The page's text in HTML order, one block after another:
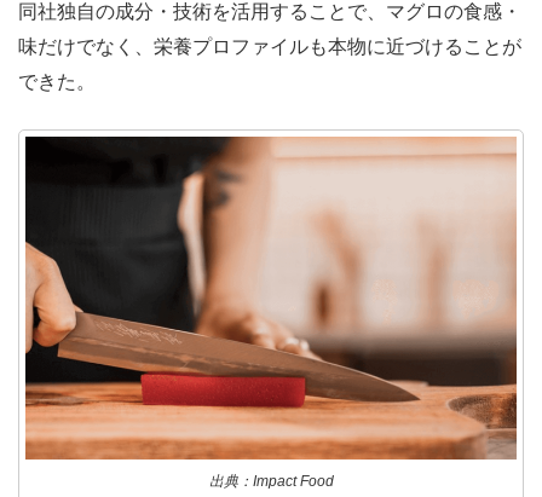
同社独自の成分・技術を活用することで、マグロの食感・
味だけでなく、栄養プロファイルも本物に近づけることが
できた。
出典：Impact Food